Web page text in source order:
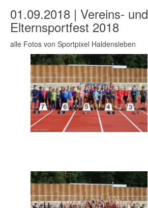
01.09.2018 | Vereins- und
Elternsportfest 2018
alle Fotos von Sportpixel Haldensleben